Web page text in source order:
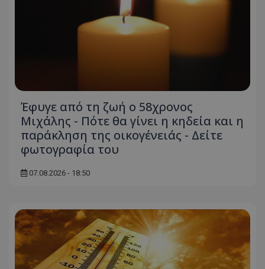
Έφυγε από τη ζωή ο 58χρονος
Μιχάλης - Πότε θα γίνει η κηδεία και η
παράκληση της οικογένειάς - Δείτε
φωτογραφία του
07.08.2026 - 18:50